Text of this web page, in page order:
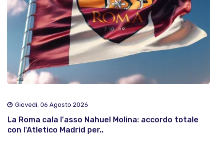
Giovedì, 06 Agosto 2026
La Roma cala l'asso Nahuel Molina: accordo totale
con l'Atletico Madrid per..